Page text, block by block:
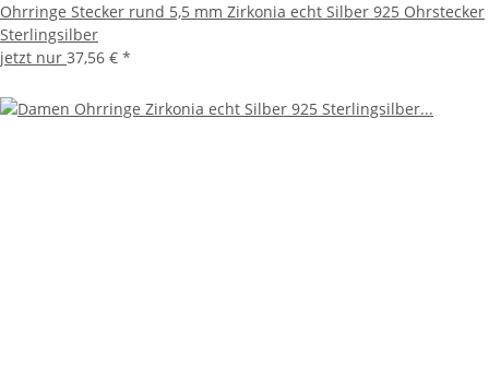
Ohrringe Stecker rund 5,5 mm Zirkonia echt Silber 925 Ohrstecker
Sterlingsilber
jetzt nur 37,56 € *